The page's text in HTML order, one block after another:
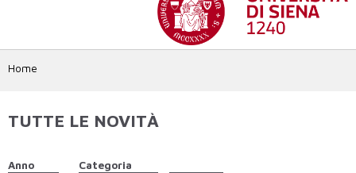
Home
TUTTE LE NOVITÀ
Anno Categoria